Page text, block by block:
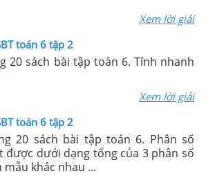
Xem lời giải
toán 6 tập 2
20 sách bài tập toán 6. Tính nhanh
Xem lời giải
toán 6 tập 2
20 sách bài tập toán 6. Phân số
được dưới dạng tổng của 3 phân số
mẫu khác nhau ...